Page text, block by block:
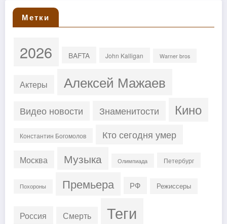
Метки
2026 BAFTA John Kalligan Warner bros
Актеры Алексей Мажаев
Видео новости Знаменитости Кино
Константин Богомолов Кто сегодня умер
Москва Музыка Олимпиада Петербург
Похороны Премьера РФ Режиссеры
Россия Смерть Теги